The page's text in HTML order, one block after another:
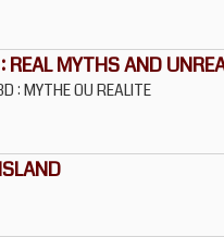
REAL MYTHS AND
: MYTHE OU REALITE